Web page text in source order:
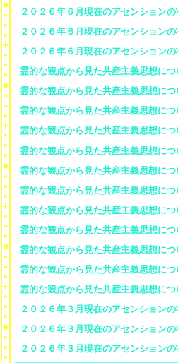
２０２６年６月現在のアセンション
２０２６年６月現在のアセンション
２０２６年６月現在のアセンション
霊的な観点から見た共産主義思想に
霊的な観点から見た共産主義思想に
霊的な観点から見た共産主義思想に
霊的な観点から見た共産主義思想に
霊的な観点から見た共産主義思想に
霊的な観点から見た共産主義思想に
霊的な観点から見た共産主義思想に
霊的な観点から見た共産主義思想に
霊的な観点から見た共産主義思想に
霊的な観点から見た共産主義思想に
霊的な観点から見た共産主義思想に
霊的な観点から見た共産主義思想に
２０２６年３月現在のアセンション
２０２６年３月現在のアセンション
２０２６年３月現在のアセンション